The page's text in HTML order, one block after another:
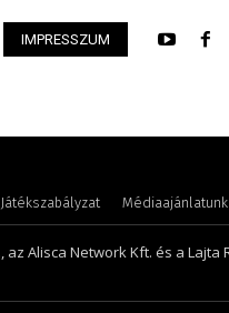
– szerkesztő-riporter – 2017
IMPRESSZUM
Játékszabályzat Médiaajánlatunk
Alisca Network Kft. és a Lajta